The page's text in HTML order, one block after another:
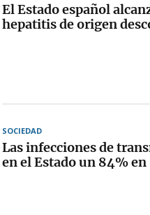
El Estado español
hepatitis de origen
SOCIEDAD
Las infecciones de
en el Estado un 84% en